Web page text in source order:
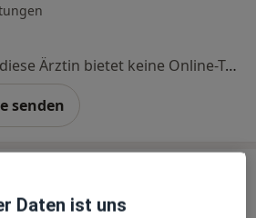
Dieser Arzt bzw. diese Ärztin bietet keine Online-Terminbuchung an diesem Standort an.
senden
Daten ist uns